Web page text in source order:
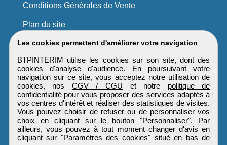
Les cookies permettent d'améliorer votre navigation
BTPINTERIM utilise les cookies sur son site, dont des
cookies d'analyse d'audience. En poursuivant votre
navigation sur ce site, vous acceptez notre utilisation de
cookies, nos CGV / CGU et notre politique de
confidentialitépour vous proposer des services adaptés à
vos centres d'intérêt et réaliser des statistiques de visites.
Vous pouvez choisir de refuser ou de personnaliser vos
choix en cliquant sur le bouton "Personnaliser". Par
ailleurs, vous pouvez à tout moment changer d'avis en
cliquant sur "Paramètres des cookies" situé en bas de
Conditions Générales de Vente
Plan du site